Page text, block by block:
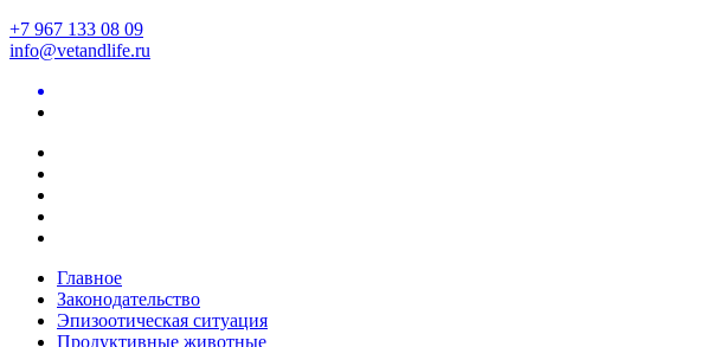
+7 967 133 08 09
info@vetandlife.ru
Главное
Законодательство
Эпизоотическая ситуация
Продуктивные животные